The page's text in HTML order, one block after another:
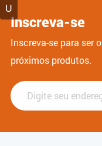
Inscreva-se
Inscreva-se para ser
próximos produtos.
U